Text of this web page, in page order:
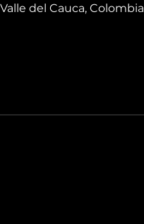
del Cauca, Colombia